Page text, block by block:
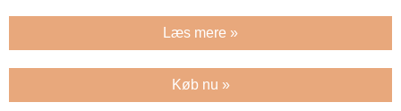
Læs mere »
Køb nu »